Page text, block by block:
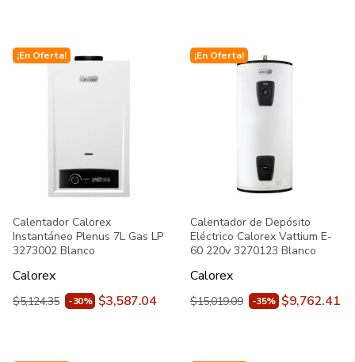
¡En Oferta!
Calentador Calorex
Instantáneo Plenus 7L Gas LP
3273002 Blanco
Calorex
$5,124.35 -30% $3,587.04
¡En Oferta!
Calentador de Depósito
Eléctrico Calorex Vattium E-
60 220v 3270123 Blanco
Calorex
$15,019.09 -35% $9,762.41